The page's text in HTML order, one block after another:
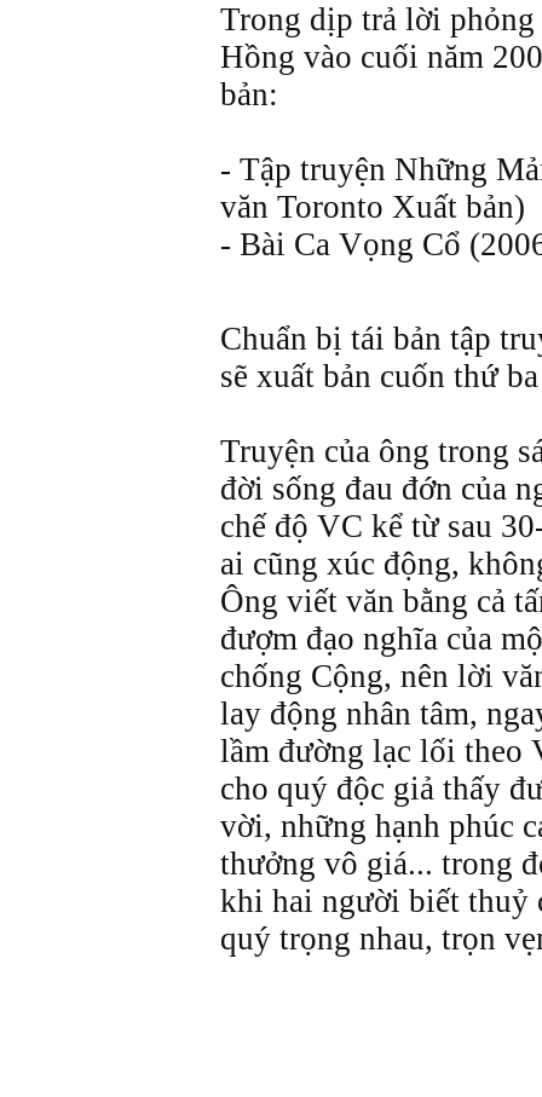
Trong dịp trả lời
Hồng vào cuối năm
bản:
- Tập truyện Những
văn Toronto Xuất bản)
- Bài Ca Vọng Cổ
Chuẩn bị tái bản tập
sẽ xuất bản cuốn thứ
Truyện của ông trong
đời sống đau đớn của
chế độ VC kể từ sau
ai cũng xúc động,
Ông viết văn bằng cả
đượm đạo nghĩa của
chống Cộng, nên lời
lay động nhân tâm,
lầm đường lạc lối theo
cho quý độc giả thấy
vời, những hạnh phúc
thưởng vô giá... trong
khi hai người biết thuỷ
quý trọng nhau, trọn